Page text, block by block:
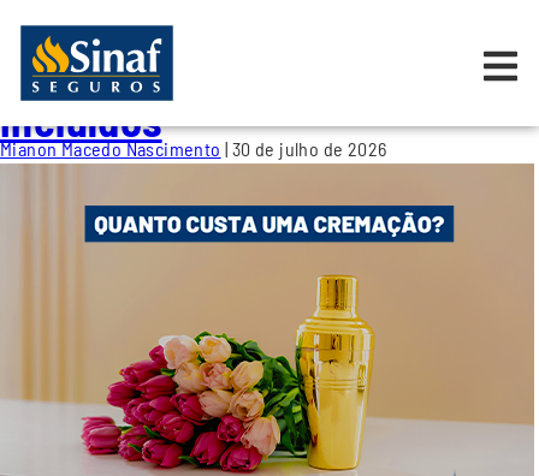
Cremação
Quanto custa uma cremação?
Veja os valores e serviços
incluídos
Mianon Macedo Nascimento | 30 de julho de 2026